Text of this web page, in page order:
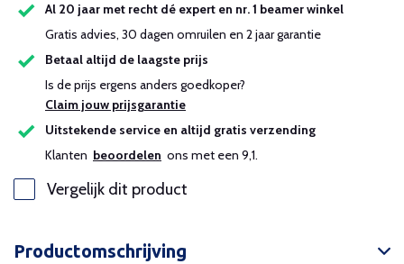
Al 20 jaar met recht dé expert en nr. 1 beamer winkel
Gratis advies, 30 dagen omruilen en 2 jaar garantie
Betaal altijd de laagste prijs
Is de prijs ergens anders goedkoper?
Claim jouw prijsgarantie
Uitstekende service en altijd gratis verzending
Klanten beoordelen ons met een 9,1.
Vergelijk dit product
Productomschrijving